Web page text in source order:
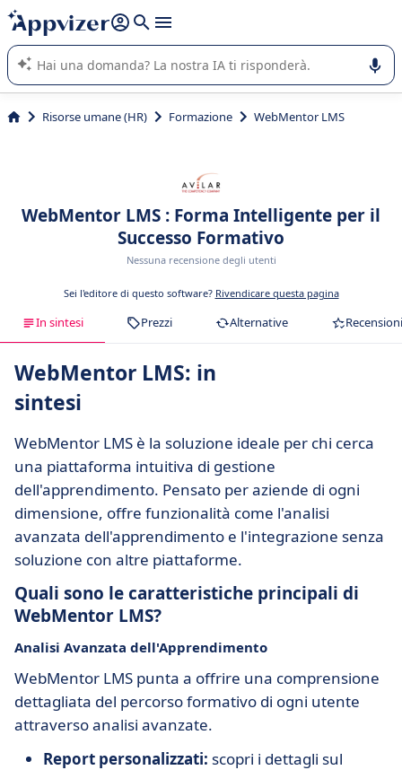
righe con
shift + enter
L'IA di Appvizer vi guida nell'utilizzo o nella scelta di un
software SaaS per la vostra azienda.
Risorse umane (HR) Formazione WebMentor LMS
WebMentor LMS : Forma Intelligente per il
Successo Formativo
Nessuna recensione degli utenti
Sei l'editore di questo software? Rivendicare questa pagina
In sintesi Prezzi Alternative Recensioni
WebMentor LMS: in
sintesi
WebMentor LMS è la soluzione ideale per chi cerca
una piattaforma intuitiva di gestione
dell'apprendimento. Pensato per aziende di ogni
dimensione, offre funzionalità come l'analisi
avanzata dell'apprendimento e l'integrazione senza
soluzione con altre piattaforme.
Quali sono le caratteristiche principali di
WebMentor LMS?
Analisi Avanzata dell'Apprendimento
WebMentor LMS punta a offrire una comprensione
dettagliata del percorso formativo di ogni utente
attraverso analisi avanzate.
Report personalizzati: scopri i dettagli sul